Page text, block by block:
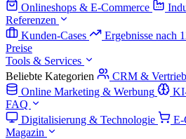
Onlineshops & E-Commerce
Referenzen
Kunden-Cases
Ergebnisse nach
Preise
Tools & Services
Beliebte Kategorien
CRM & Vertrieb
Online Marketing & Werbung
FAQ
Digitalisierung & Technologie
E-
Magazin